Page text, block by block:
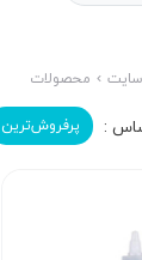
محصولات
پرفروش‌ترین‌